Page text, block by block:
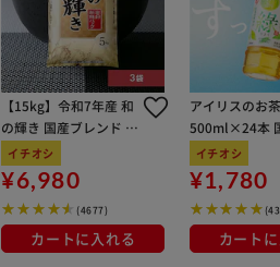
【15kg】令和7年産 和
の輝き 国産ブレンド 5
kg×3袋
イチオシ
¥6,980
(4677)
カートに入れる
アイリスのお
500ml×24本
100％使用
イチオシ
¥1,780
カート